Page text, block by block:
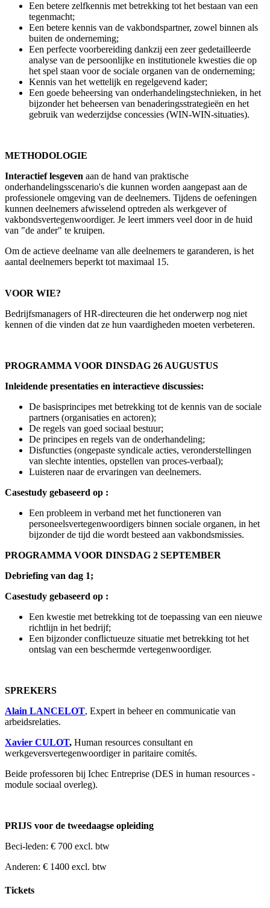
Een betere zelfkennis met betrekking tot het bestaan van een
tegenmacht;
Een betere kennis van de vakbondspartner, zowel binnen als
buiten de onderneming;
Een perfecte voorbereiding dankzij een zeer gedetailleerde
analyse van de persoonlijke en institutionele kwesties die op
het spel staan voor de sociale organen van de onderneming;
Kennis van het wettelijk en regelgevend kader;
Een goede beheersing van onderhandelingstechnieken, in het
bijzonder het beheersen van benaderingsstrategieën en het
gebruik van wederzijdse concessies (WIN-WIN-situaties).
METHODOLOGIE
Interactief lesgeven aan de hand van praktische
onderhandelingsscenario's die kunnen worden aangepast aan de
professionele omgeving van de deelnemers. Tijdens de oefeningen
kunnen deelnemers afwisselend optreden als werkgever of
vakbondsvertegenwoordiger. Je leert immers veel door in de huid
van "de ander" te kruipen.
Om de actieve deelname van alle deelnemers te garanderen, is het
aantal deelnemers beperkt tot maximaal 15.
VOOR WIE?
Bedrijfsmanagers of HR-directeuren die het onderwerp nog niet
kennen of die vinden dat ze hun vaardigheden moeten verbeteren.
PROGRAMMA VOOR DINSDAG 26 AUGUSTUS
Inleidende presentaties en interactieve discussies:
De basisprincipes met betrekking tot de kennis van de sociale
partners (organisaties en actoren);
De regels van goed sociaal bestuur;
De principes en regels van de onderhandeling;
Disfuncties (ongepaste syndicale acties, veronderstellingen
van slechte intenties, opstellen van proces-verbaal);
Luisteren naar de ervaringen van deelnemers.
Casestudy gebaseerd op :
Een probleem in verband met het functioneren van
personeelsvertegenwoordigers binnen sociale organen, in het
bijzonder de tijd die wordt besteed aan vakbondsmissies.
PROGRAMMA VOOR DINSDAG 2 SEPTEMBER
Debriefing van dag 1;
Casestudy gebaseerd op :
Een kwestie met betrekking tot de toepassing van een nieuwe
richtlijn in het bedrijf;
Een bijzonder conflictueuze situatie met betrekking tot het
ontslag van een beschermde vertegenwoordiger.
SPREKERS
Alain LANCELOT, Expert in beheer en communicatie van
arbeidsrelaties.
Xavier CULOT, Human resources consultant en
werkgeversvertegenwoordiger in paritaire comités.
Beide professoren bij Ichec Entreprise (DES in human resources -
module sociaal overleg).
PRIJS voor de tweedaagse opleiding
Beci-leden: € 700 excl. btw
Anderen: € 1400 excl. btw
Tickets